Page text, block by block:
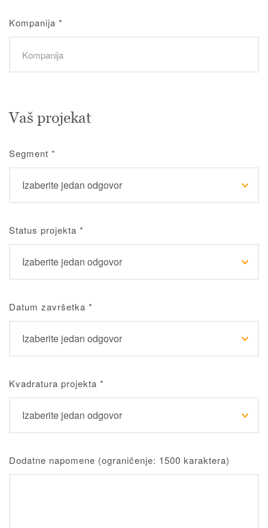
Kompanija *
Vaš projekat
Segment *
Status projekta *
Datum završetka *
Kvadratura projekta *
Dodatne napomene (ograničenje: 1500 karaktera)